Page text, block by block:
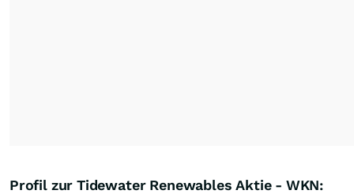
Profil zur Tidewater Renewables Aktie - WKN: